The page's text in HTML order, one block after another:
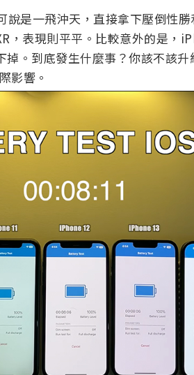
是一飛沖天，直接拿下壓倒性
，表現則平平。比較意外的是，
。到底發生什麼事？你該不該
影響。